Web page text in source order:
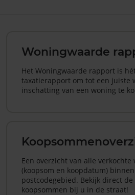
Woningwaarde
Het Woningwaarde rapport is
taxatierapport om tot een juiste
inschatting van een woning te
Een overzicht van alle verkochte
(koopsom en koopdatum)
postcodegebied. Bekijk direct de
koopsommen bij u in de straat!